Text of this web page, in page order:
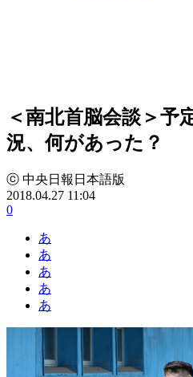
＜南北首脳会談＞予
況、何があった？
ⓒ 中央日報日本語版
2018.04.27 11:04
0
あ
あ
あ
あ
あ